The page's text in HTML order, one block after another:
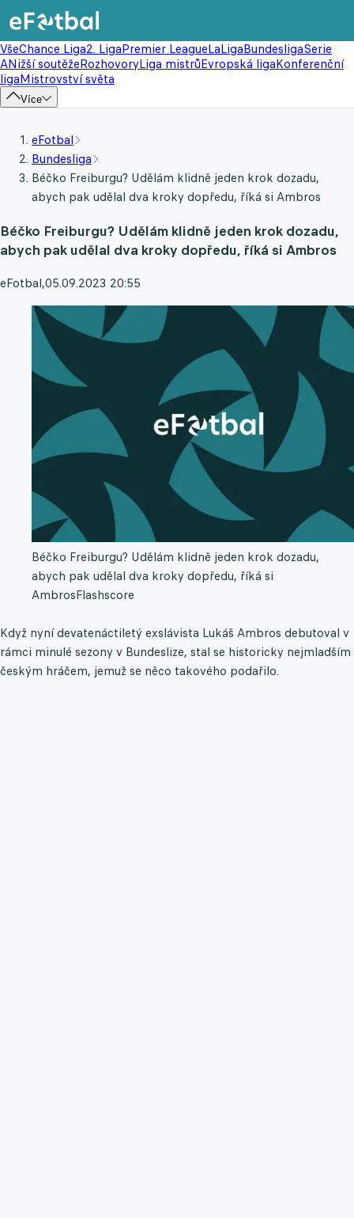
VšeChance Liga2. LigaPremier LeagueLaLigaBundesligaSerie
ANižší soutěžeRozhovoryLiga mistrůEvropská ligaKonferenční
ligaMistrovství světa
Více
eFotbal
Bundesliga
Béčko Freiburgu? Udělám klidně jeden krok dozadu,
abych pak udělal dva kroky dopředu, říká si Ambros
Béčko Freiburgu? Udělám klidně jeden krok dozadu,
abych pak udělal dva kroky dopředu, říká si Ambros
eFotbal,05.09.2023 20:55
Béčko Freiburgu? Udělám klidně jeden krok dozadu,
abych pak udělal dva kroky dopředu, říká si
AmbrosFlashscore
Když nyní devatenáctiletý exslávista Lukáš Ambros debutoval v
rámci minulé sezony v Bundeslize, stal se historicky nejmladším
českým hráčem, jemuž se něco takového podařilo.